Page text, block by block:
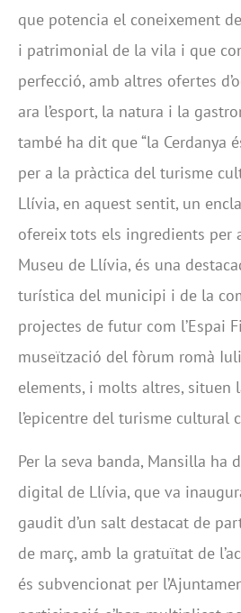
que potencia el coneixement
i patrimonial de la vila i que
perfecció, amb altres ofertes
ara l’esport, la natura i la
també ha dit que “la Cerdanya
per a la pràctica del turisme
Llívia, en aquest sentit, un
ofereix tots els ingredients per
Museu de Llívia, és una
turística del municipi i de la
projectes de futur com l’Espai
museïtzació del fòrum romà
elements, i molts altres, situen
l’epicentre del turisme cultural
Per la seva banda, Mansilla ha
digital de Llívia, que va
gaudit d’un salt destacat de
de març, amb la gratuïtat de
és subvencionat per